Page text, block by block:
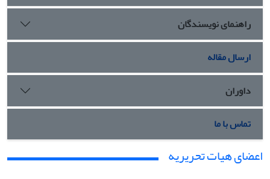
راهنمای نویسندگان
ارسال مقاله
داوران
تماس با ما
اعضای هیات تحریریه